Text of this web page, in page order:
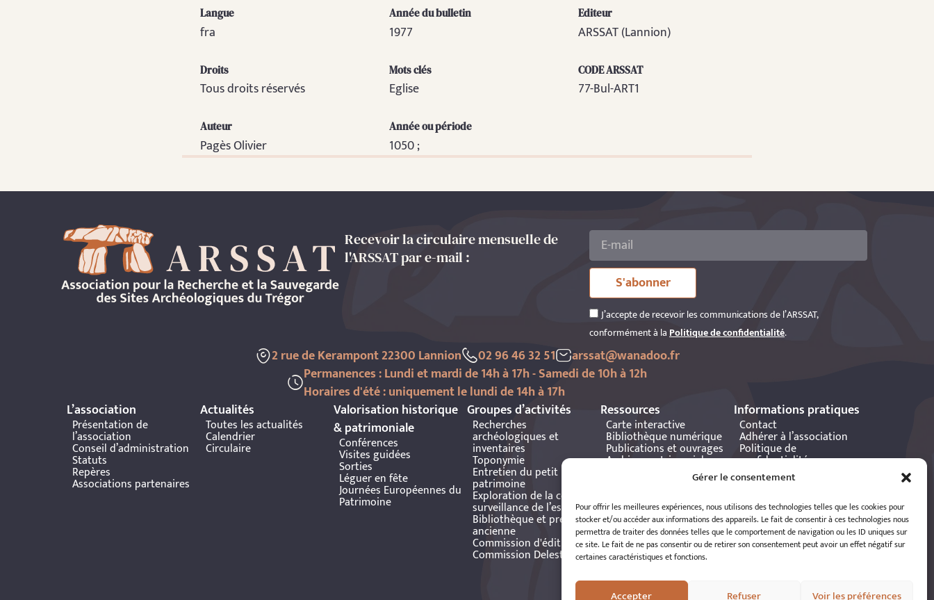
Gérer le consentement
Pour offrir les meilleures expériences, nous utilisons des technologies telles que les cookies pour
stocker et/ou accéder aux informations des appareils. Le fait de consentir à ces technologies nous
permettra de traiter des données telles que le comportement de navigation ou les ID uniques sur
ce site. Le fait de ne pas consentir ou de retirer son consentement peut avoir un effet négatif sur
certaines caractéristiques et fonctions.
Accepter Refuser Voir les préférences
Langue
fra
Année du bulletin
1977
Editeur
ARSSAT (Lannion)
Droits
Tous droits réservés
Mots clés
Eglise
CODE ARSSAT
77-Bul-ART1
Auteur
Pagès Olivier
Année ou période
1050 ;
Recevoir la circulaire mensuelle de
l'ARSSAT par e-mail :
J’accepte de recevoir les communications de l’ARSSAT,
conformément à laPolitique de confidentialité.
S'abonner
2 rue de Kerampont 22300 Lannion 02 96 46 32 51
arssat@wanadoo.fr
Permanences : Lundi et mardi de 14h à 17h - Samedi de 10h à 12h
Horaires d'été : uniquement le lundi de 14h à 17h
L’association
Présentation de
l’association
Conseil d’administration
Statuts
Repères
Associations partenaires
Actualités
Toutes les actualités
Calendrier
Circulaire
Valorisation historique
& patrimoniale
Conférences
Visites guidées
Sorties
Léguer en fête
Journées Européennes du
Patrimoine
Groupes d’activités
Recherches
archéologiques et
inventaires
Toponymie
Entretien du petit
patrimoine
Exploration de la côte et
surveillance de l’estran
Bibliothèque et presse
ancienne
Commission d'édition
Commission Delestre
Ressources
Carte interactive
Bibliothèque numérique
Publications et ouvrages
Archives patrimoniales
Informations pratiques
Contact
Adhérer à l’association
Politique de
confidentialité
Politique de cookies
Mentions légales